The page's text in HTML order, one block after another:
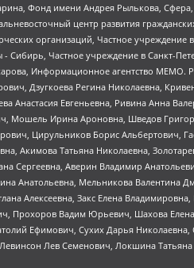
Фонд имени Андрея Рылькова,
центр развития
организаций, Частное учреждение
Сибирь, Частное учреждение в Санкт-
Информационное агентство
Дзугкоева Регина Николаевна,
Анастасия Евгеньевна, Ривина Анна
Мошель Ирина Ароновна, Шведов
Цирульников Борис
Акимова Татьяна Николаевна,
Сергеевна, Аверин Владимир
Анатольевна, Мельникова Валентина
Алексеевна, Закс Елена
Прохоров Вадим Юрьевич, Шахова
Ефимович, Сухих Дарья
Лев Семенович, Локшина